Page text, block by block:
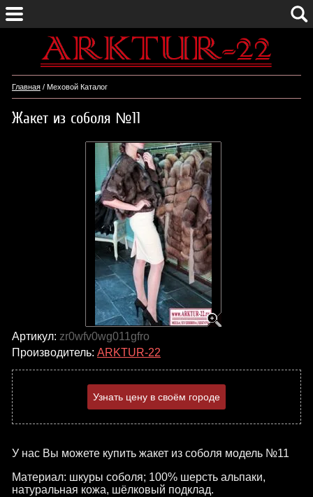
Главная / Меховой Каталог
Жакет из соболя №11
Артикул: zr0wfv0wg011gfro
Производитель: ARKTUR-22
Узнать цену в своём городе
У нас Вы можете купить жакет из соболя модель №11
Материал: шкуры соболя; 100% шерсть альпаки,
натуральная кожа, шёлковый подклад.